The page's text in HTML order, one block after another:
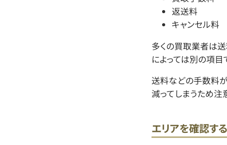
返送料
キャンセル料
多くの買取業者は
によっては別の項
送料などの手数料
減ってしまうため注
エリアを確認する